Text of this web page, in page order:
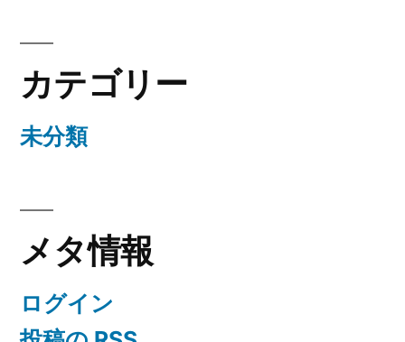
カテゴリー
未分類
メタ情報
ログイン